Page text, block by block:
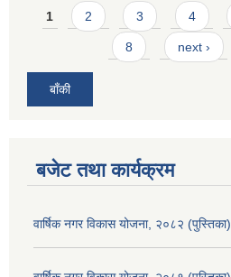
Pages
1 2 3 4
8 next ›
बाँकी
बजेट तथा कार्यक्रम
वार्षिक नगर विकास योजना, २०८२ (पुस्तिका)